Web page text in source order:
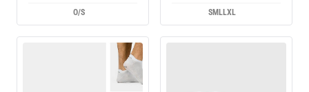
O/S SM LLXL